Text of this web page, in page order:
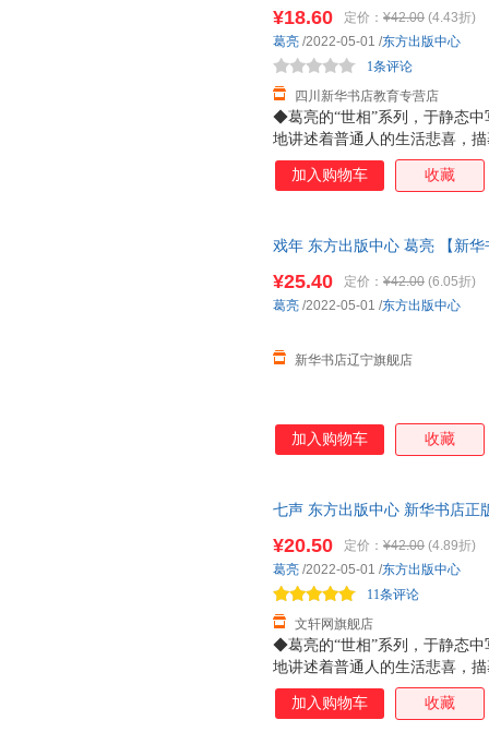
是普通人（小人物）面对浮沉
气与久违的气节风骨。也许这
息尚存于民间奇人与知
◆葛亮的“世相”系列，于静态
地讲述着普通人的生活悲喜，
也不太会有大开大阖的面目。
悲伤的洪流以不同形式刷洗着
一般的串起边缘人、世间事，
是普通人（小人物）面对浮沉
气与久违的气节风骨。也许这
¥18.60 定价： ¥42.00 (4.43折)
四川新华书店教育专营店
1条评论
葛亮 /2022-05-01 /东方出版中心
加入购物车 收藏
戏年 东方出版中心 葛亮 【新
¥25.40 定价： ¥42.00 (6.05折)
新华书店辽宁旗舰店
葛亮 /2022-05-01 /东方出版中心
加入购物车 收藏
七声 东方出版中心 新华书店正
◆葛亮的“世相”系列，于静态
地讲述着普通人的生活悲喜，
也不太会有大开大阖的面目。
悲伤的洪流以不同形式刷洗着
¥20.50 定价： ¥42.00 (4.89折)
文轩网旗舰店
11条评论
葛亮 /2022-05-01 /东方出版中心
加入购物车 收藏